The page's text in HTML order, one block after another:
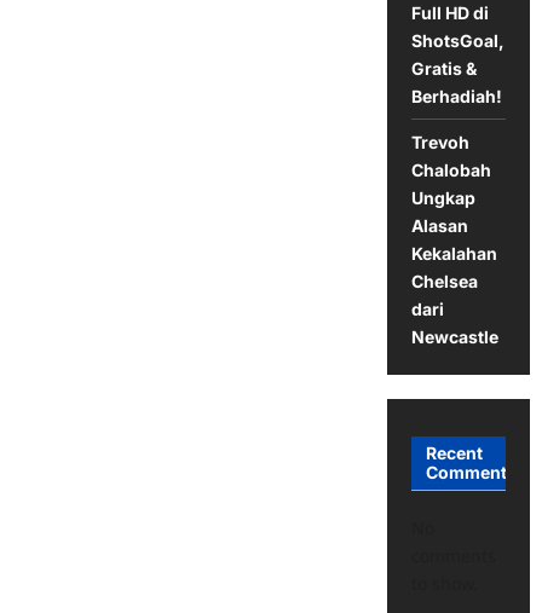
Full HD di
ShotsGoal,
Gratis &
Berhadiah!
Trevoh
Chalobah
Ungkap
Alasan
Kekalahan
Chelsea
dari
Newcastle
Recent
Comments